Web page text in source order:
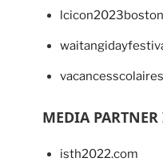
MEDIA
isth2022.com